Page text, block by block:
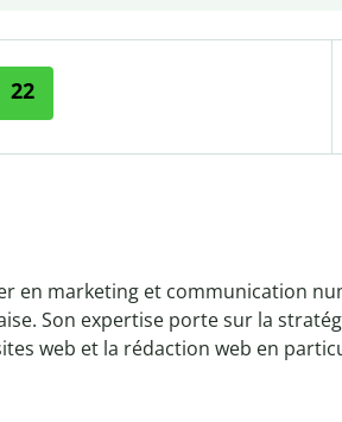
22
en marketing et communication
Son expertise porte sur la
web et la rédaction web en